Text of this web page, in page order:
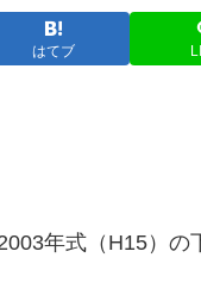
はてブ
年式（H15）